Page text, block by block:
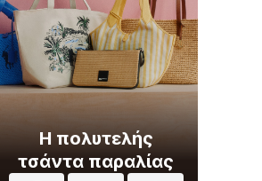
Η πολυτελής
τσάντα παραλίας